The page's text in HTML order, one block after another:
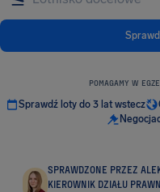
POMAGAMY W
Sprawdź loty do 3 lat wstecz
SPRAWDZONE PRZEZ
KIEROWNIK DZIAŁU